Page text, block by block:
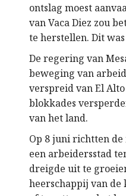
ontslag moest
van Vaca Diez zou
te herstellen. Dit
De regering van
beweging van
verspreid van El Alto
blokkades
van het land.
Op 8 juni richtten de
een arbeidersstad
dreigde uit te
heerschappij van de